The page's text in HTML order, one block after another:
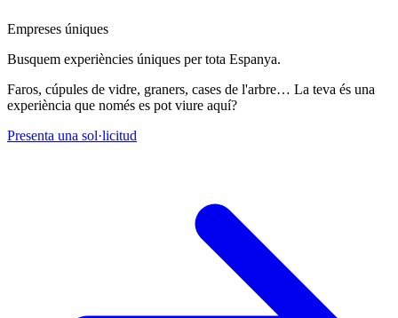
Empreses úniques
Busquem experiències úniques per tota Espanya.
Faros, cúpules de vidre, graners, cases de l'arbre… La teva és una
experiència que només es pot viure aquí?
Presenta una sol·licitud